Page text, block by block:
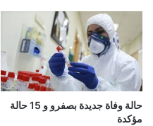
حالة وفاة جديدة بصفرو و 15 حالة
مؤكدة